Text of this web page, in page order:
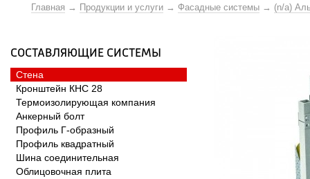
Главная Продукции и услуги Фасадные системы (n/a)
СОСТАВЛЯЮЩИЕ СИСТЕМЫ
Стена
Кронштейн КНС 28
Термоизолирующая компания
Анкерный болт
Профиль Г-образный
Профиль квадратный
Шина соединительная
Облицовочная плита